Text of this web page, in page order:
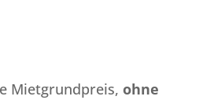
Mietgrundpreis, ohne